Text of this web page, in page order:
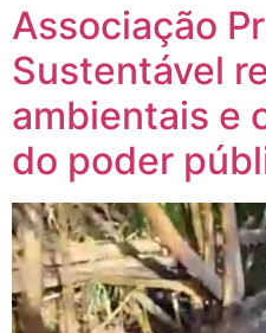
Associação
Sustentável
ambientais e
do poder